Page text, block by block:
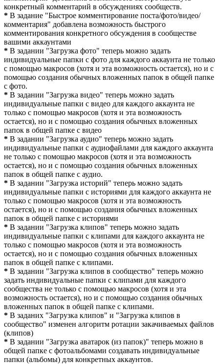
конкретный комментарий в обсуждениях сообществ.
* В задание "Быстрое комментирование поста/фото/видео/
комментария" добавлена возможность быстрого
комментирования конкретного обсуждения в сообществе
вашими аккаунтами
* В задании "Загрузка фото" теперь можно задать
индивидуальные папки с фото для каждого аккаунта не только
с помощью макросов (хотя и эта возможность остается), но и с
помощью создания обычных вложенных папок в общей папке
с фото.
* В задании "Загрузка видео" теперь можно задать
индивидуальные папки с видео для каждого аккаунта не
только с помощью макросов (хотя и эта возможность
остается), но и с помощью создания обычных вложенных
папок в общей папке с видео
* В задании "Загрузка аудио" теперь можно задать
индивидуальные папки с аудиофайлами для каждого аккаунта
не только с помощью макросов (хотя и эта возможность
остается), но и с помощью создания обычных вложенных
папок в общей папке с аудио.
* В задании "Загрузка историй" теперь можно задать
индивидуальные папки с историями для каждого аккаунта не
только с помощью макросов (хотя и эта возможность
остается), но и с помощью создания обычных вложенных
папок в общей папке с историями
* В задании "Загрузка клипов" теперь можно задать
индивидуальные папки с клипами для каждого аккаунта не
только с помощью макросов (хотя и эта возможность
остается), но и с помощью создания обычных вложенных
папок в общей папке с клипами.
* В задании "Загрузка клипов в сообщество" теперь можно
задать индивидуальные папки с клипами для каждого
сообщества не только с помощью макросов (хотя и эта
возможность остается), но и с помощью создания обычных
вложенных папок в общей папке с клипами.
* В заданих "Загрузка клипов" и "Загрузка клипов в
сообщество" изменен алгоритм ротации закачиваемых файлов
(клипов)
* В задании "Загрузка аватарок (из папок)" теперь можно в
общей папке с фотоальбомами создавать индивидуальные
папки (альбомы) для конкретных аккаунтов.